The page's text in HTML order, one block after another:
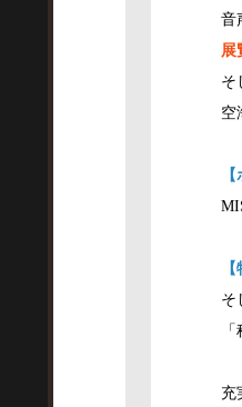
音
展
そ
空
そ
充